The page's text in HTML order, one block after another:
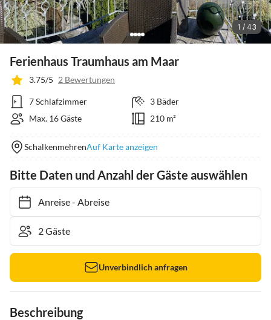
1 / 43
Ferienhaus Traumhaus am Maar
3.75/5 2 Bewertungen
7 Schlafzimmer
3 Bäder
Max. 16 Gäste
210 m²
SchalkenmehrenAuf Karte anzeigen
Bitte Daten und Anzahl der Gäste auswählen
Anreise- Abreise
Unverbindlich anfragen
Beschreibung